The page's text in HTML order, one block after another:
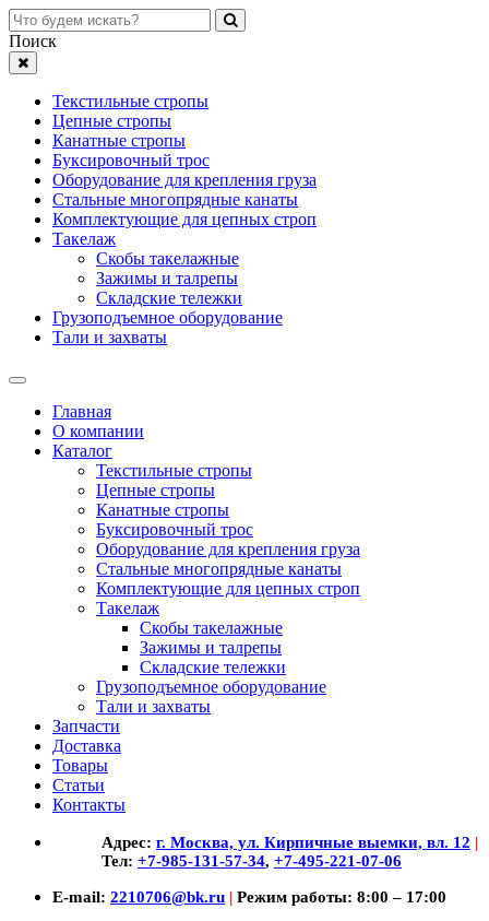
Поиск
Текстильные стропы
Цепные стропы
Канатные стропы
Буксировочный трос
Оборудование для крепления груза
Стальные многопрядные канаты
Комплектующие для цепных строп
Такелаж
Скобы такелажные
Зажимы и талрепы
Складские тележки
Грузоподъемное оборудование
Тали и захваты
Главная
О компании
Каталог
Текстильные стропы
Цепные стропы
Канатные стропы
Буксировочный трос
Оборудование для крепления груза
Стальные многопрядные канаты
Комплектующие для цепных строп
Такелаж
Скобы такелажные
Зажимы и талрепы
Складские тележки
Грузоподъемное оборудование
Тали и захваты
Запчасти
Доставка
Товары
Статьи
Контакты
Адрес: г. Москва, ул. Кирпичные выемки, вл. 12 |
Тел: +7-985-131-57-34, +7-495-221-07-06
E-mail: 2210706@bk.ru | Режим работы: 8:00 – 17:00